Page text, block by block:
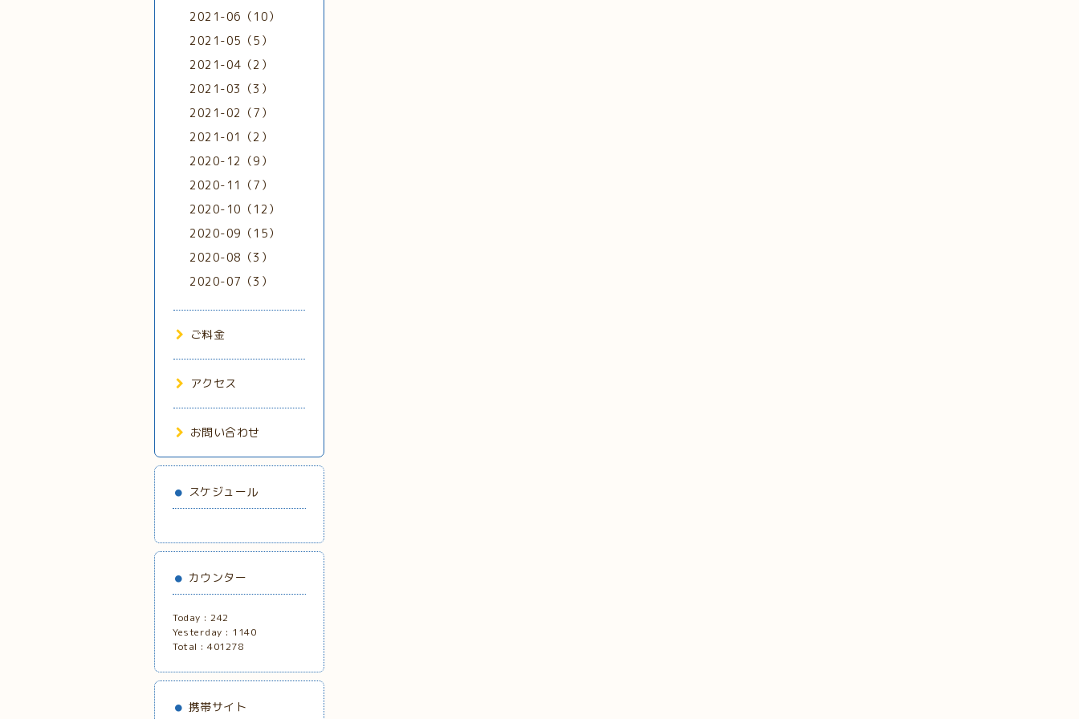
2021-06（10）
2021-05（5）
2021-04（2）
2021-03（3）
2021-02（7）
2021-01（2）
2020-12（9）
2020-11（7）
2020-10（12）
2020-09（15）
2020-08（3）
2020-07（3）
ご料金
アクセス
お問い合わせ
スケジュール
カウンター
Today : 242
Yesterday : 1140
Total : 401278
携帯サイト